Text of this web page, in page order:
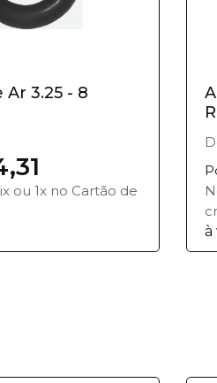
Ar 3.25 - 8
ou 1x no Cartão de
à